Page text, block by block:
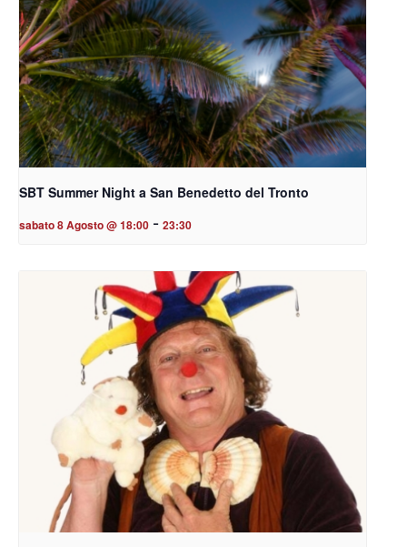
SBT Summer Night a San Benedetto del Tronto
sabato 8 Agosto @ 18:00 - 23:30